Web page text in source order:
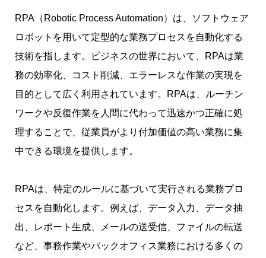
RPA（Robotic Process Automation）は、ソフトウェア
ロボットを用いて定型的な業務プロセスを自動化する
技術を指します。ビジネスの世界において、RPAは業
務の効率化、コスト削減、エラーレスな作業の実現を
目的として広く利用されています。RPAは、ルーチン
ワークや反復作業を人間に代わって迅速かつ正確に処
理することで、従業員がより付加価値の高い業務に集
中できる環境を提供します。
RPAは、特定のルールに基づいて実行される業務プロ
セスを自動化します。例えば、データ入力、データ抽
出、レポート生成、メールの送受信、ファイルの転送
など、事務作業やバックオフィス業務における多くの